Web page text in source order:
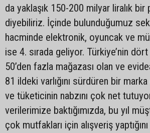
da yaklaşık 150-200 milyar liralık
diyebiliriz. İçinde bulunduğumuz
hacminde elektronik, oyuncak ve
ise 4. sırada geliyor. Türkiye’nin dört
50’den fazla mağazası olan ve
81 ildeki varlığını sürdüren bir
ve tüketicinin nabzını çok net
verilerimize baktığımızda, bu yıl
çok mutfakları için alışveriş